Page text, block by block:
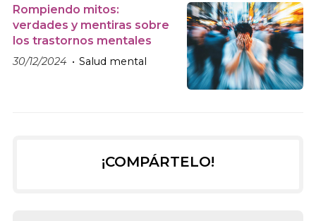
Rompiendo mitos:
verdades y mentiras sobre
los trastornos mentales
30/12/2024 Salud mental
¡COMPÁRTELO!